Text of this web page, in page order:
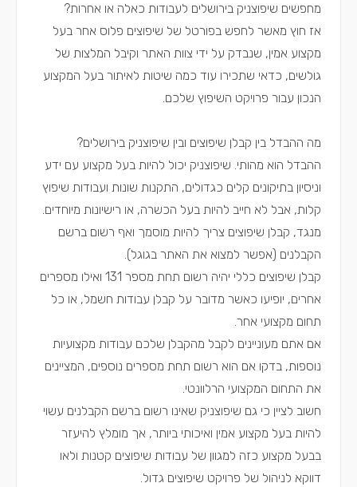
מחפשים שיפוצניק בירושלים לעבודות כאלה או אחרות?
אז חוץ מאשר לחפש בפורטל של שיפוצים פלוס אחר בעל
מקצוע אמין, שנבדק על ידי צוות האתר וקיבל המלצות של
גולשים, כדאי שתכירו עוד כמה שיטות לאיתור בעל המקצוע
הנכון עבור פרויקט השיפוץ שלכם.
מה ההבדל בין קבלן שיפוצים ובין שיפוצניק בירושלים?
ההבדל הוא מהותי. שיפוצניק יכול להיות בעל מקצוע עם ידע
וניסיון בתיקונים קלים כגדולים, התקנות שונות ועבודות שיפוץ
קלות, אבל לא חייב להיות בעל הכשרה, או רישיונות מיוחדים.
מנגד, קבלן שיפוצים צריך להיות מוסמך ואף רשום ברשם
הקבלנים (אפשר למצוא את האתר בגוגל).
קבלן שיפוצים כללי יהיה רשום תחת מספר 131 ואילו מספרים
אחרים, יופיעו כאשר מדובר על קבלן עבודות חשמל, או כל
תחום מקצועי אחר.
אם אתם מעוניינים לקבל מהקבלן שלכם עבודות מקצועיות
נוספות, בדקו אם הוא רשום תחת מספרים נוספים, המציינים
את התחום המקצועי הרלוונטי.
חשוב לציין כי גם שיפוצניק שאינו רשום ברשם הקבלנים עשוי
להיות בעל מקצוע אמין ואיכותי ביותר, אך מומלץ להיעזר
בבעל מקצוע כזה למגוון של עבודות שיפוצים קטנות ולאו
דווקא לניהול של פרויקט שיפוצים גדול.